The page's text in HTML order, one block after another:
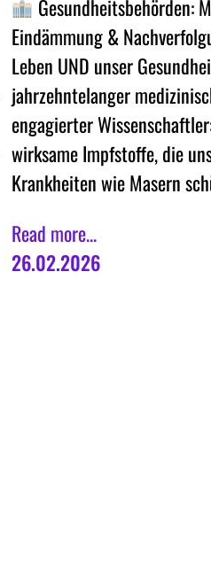
Gesundheitsbehörden:
Eindämmung &
Leben UND unser
jahrzehntelanger
engagierter
wirksame Impfstoffe, die
Krankheiten wie Masern
Read more...
26.02.2026